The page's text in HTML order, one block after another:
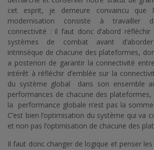
cet esprit, je demeure convaincu que
modernisation consiste à travailler
connectivité : il faut donc d’abord réfléchir
systèmes de combat avant
intrinsèque de chacune des plateformes,
a posteriori de garantir la connectivité
intérêt à réfléchir d’emblée sur la
du système global dans son ensemble
performances de chacune des
la performance globale n’est pas la
C’est bien l’optimisation du système qui va
et non pas l’optimisation de chacune des
Il faut donc changer de logique et penser